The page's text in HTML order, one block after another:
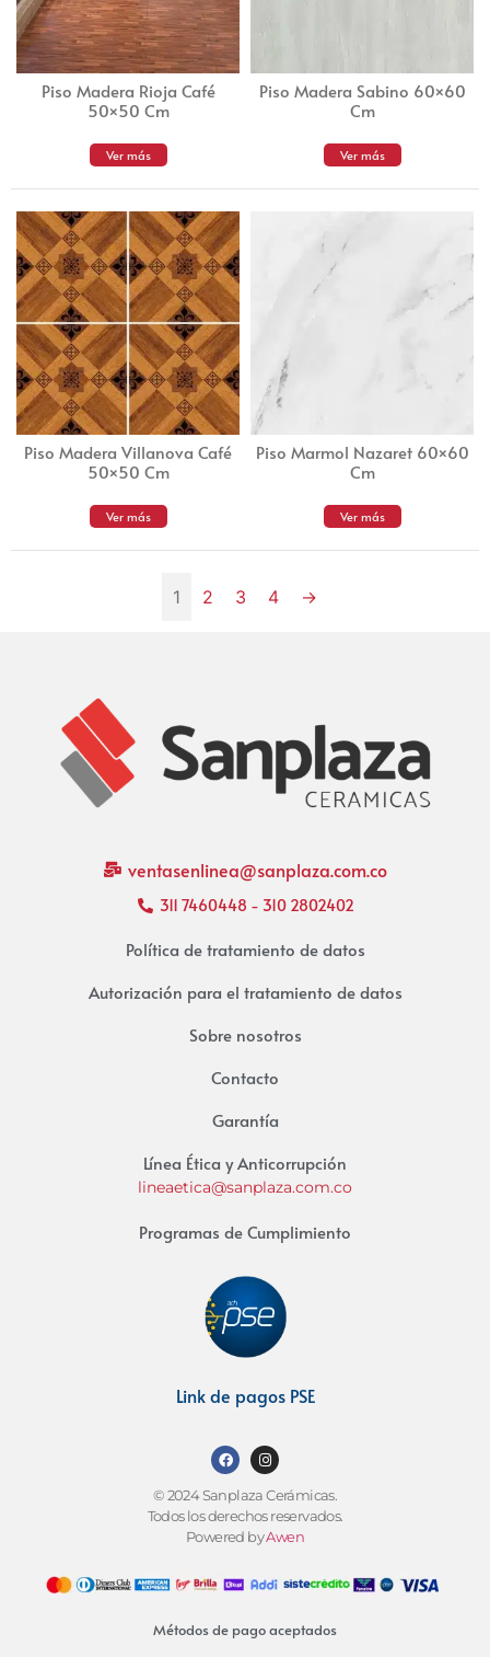
Piso Madera Rioja Café
50×50 Cm
Ver más
Piso Madera Sabino 60×60
Cm
Ver más
Piso Madera Villanova Café
50×50 Cm
Ver más
Piso Marmol Nazaret 60×60
Cm
Ver más
1 2 3 4 →
ventasenlinea@sanplaza.com.co
311 7460448 - 310 2802402
Política de tratamiento de datos
Autorización para el tratamiento de datos
Sobre nosotros
Contacto
Garantía
Línea Ética y Anticorrupción
lineaetica@sanplaza.com.co
Programas de Cumplimiento
Link de pagos PSE
© 2024 Sanplaza Cerámicas.
Todos los derechos reservados.
Powered byAwen
Métodos de pago aceptados